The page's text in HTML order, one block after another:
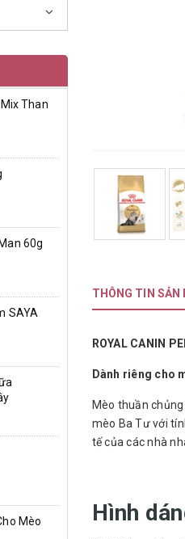
THÔNG TIN SẢN
ROYAL CANIN
Dành riêng cho
Mèo thuần
mèo Ba Tư với
tế của các nhà
Hình
Than
60g
SAYA
Mèo